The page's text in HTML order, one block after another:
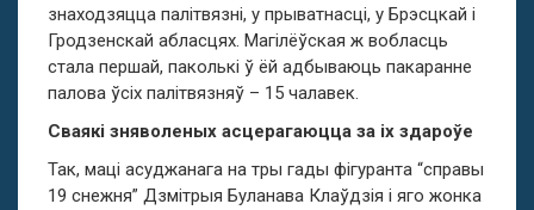
знаходзяцца палітвязні, у прыватнасці, у Брэсцкай і
Гродзенскай абласцях. Магілёўская ж вобласць
стала першай, паколькі ў ёй адбываюць пакаранне
палова ўсіх палітвязняў – 15 чалавек.
Сваякі зняволеных асцерагаюцца за іх здароўе
Так, маці асуджанага на тры гады фігуранта “справы
19 снежня” Дзмітрыя Буланава Клаўдзія і яго жонка